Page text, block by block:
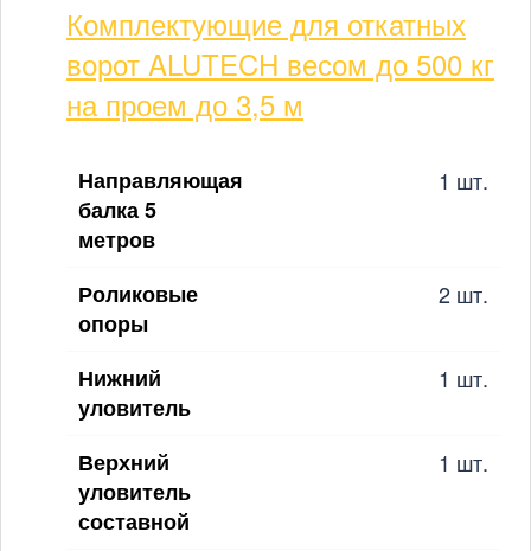
Комплектующие для откатных
ворот ALUTECH весом до 500 кг
на проем до 3,5 м
Направляющая
балка 5
метров
1 шт.
Роликовые
опоры
2 шт.
Нижний
уловитель
1 шт.
Верхний
уловитель
составной
1 шт.